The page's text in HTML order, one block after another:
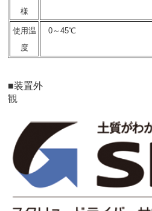
様
使用温
度
0～45℃
■装置外